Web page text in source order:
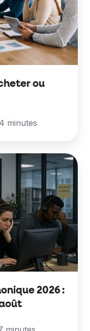
ou
4 minutes
2026 :